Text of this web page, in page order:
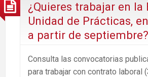
¿Quieres trabajar en la
Unidad de Prácticas,
a partir de septiembre?
Consulta las convocatorias
para trabajar con contrato laboral (